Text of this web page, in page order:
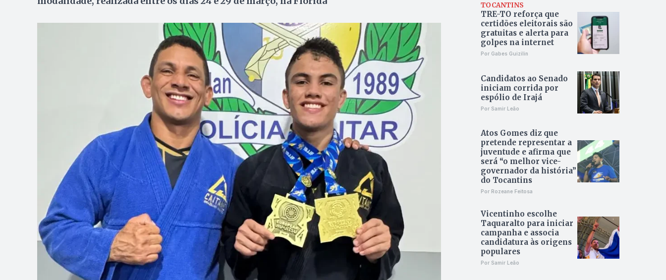
TOCANTINS
TRE-TO reforça que
certidões eleitorais são
gratuitas e alerta para
golpes na internet
Por Gabes Guizilin
Candidatos ao Senado
iniciam corrida por
espólio de Irajá
Por Samir Leão
Atos Gomes diz que
pretende representar a
juventude e afirma que
será “o melhor vice-
governador da história”
do Tocantins
Por Rozeane Feitosa
Vicentinho escolhe
Taquaralto para iniciar
campanha e associa
candidatura às origens
populares
Por Samir Leão